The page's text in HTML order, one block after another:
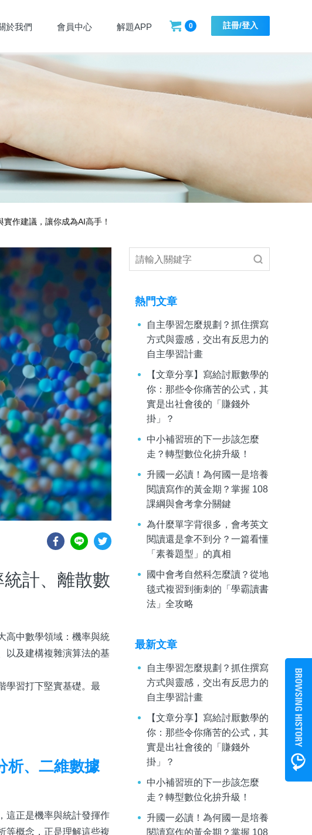
於我們 會員中心 解題APP 0 註冊/登入
作建議，讓你成為AI高手！
統計、離散數
高中數學領域：機率與統
以及建構複雜演算法的基
學習打下堅實基礎。最
析、二維數據
這正是機率與統計發揮作
等概念，正是理解這些複
熱門文章
自主學習怎麼規劃？抓住撰寫
方式與靈感，交出有反思力的
自主學習計畫
【文章分享】寫給討厭數學的
你：那些令你痛苦的公式，其
實是出社會後的「賺錢外
掛」？
中小補習班的下一步該怎麼
走？轉型數位化拚升級！
升國一必讀！為何國一是培養
閱讀寫作的黃金期？掌握 108
課綱與會考拿分關鍵
為什麼單字背很多，會考英文
閱讀還是拿不到分？一篇看懂
「素養題型」的真相
國中會考自然科怎麼讀？從地
毯式複習到衝刺的「學霸讀書
法」全攻略
最新文章
自主學習怎麼規劃？抓住撰寫
方式與靈感，交出有反思力的
自主學習計畫
【文章分享】寫給討厭數學的
你：那些令你痛苦的公式，其
實是出社會後的「賺錢外
掛」？
中小補習班的下一步該怎麼
走？轉型數位化拚升級！
升國一必讀！為何國一是培養
閱讀寫作的黃金期？掌握 108